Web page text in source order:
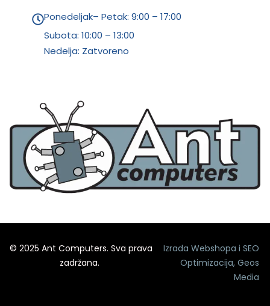
Ponedeljak– Petak: 9:00 – 17:00
Subota: 10:00 – 13:00
Nedelja: Zatvoreno
© 2025 Ant Computers. Sva prava
zadržana.
Izrada Webshopa iSEO
Optimizacija,Geos
Media